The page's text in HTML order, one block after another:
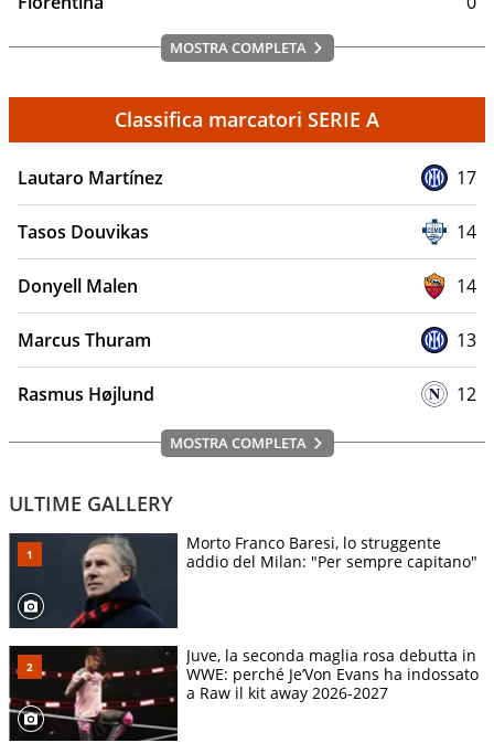
MOSTRA COMPLETA
Classifica marcatori SERIE A
Lautaro Martínez 17
Tasos Douvikas 14
Donyell Malen 14
Marcus Thuram 13
Rasmus Højlund 12
MOSTRA COMPLETA
ULTIME GALLERY
Morto Franco Baresi, lo struggente
addio del Milan: "Per sempre capitano"
Juve, la seconda maglia rosa debutta in
WWE: perché Je’Von Evans ha indossato
a Raw il kit away 2026-2027